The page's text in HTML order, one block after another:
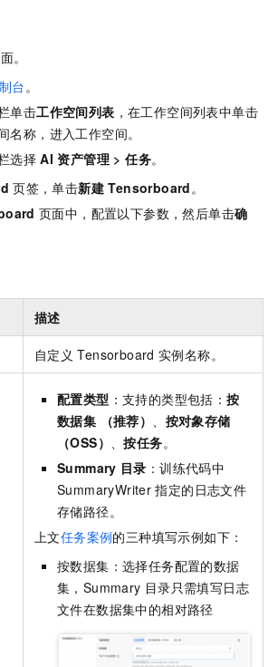
。
台。
单击工作空间列表 ，在工作空间列表中单击
名称，进入工作空间。
选择 AI 资产管理 >任务。
页签，单击新建 Tensorboard。
页面中，配置以下参数，然后单击确
描述
自定义 Tensorboard 实例名称。
配置类型 ：支持的类型包括：按
数据集 （推荐） 、 按对象存储
（OSS） 、按任务。
Summary 目录 ：训练代码中
SummaryWriter 指定的日志文件
存储路径。
上文任务案例的三种填写示例如下：
按数据集：选择任务配置的数据
集，Summary 目录只需填写日志
文件在数据集中的相对路径